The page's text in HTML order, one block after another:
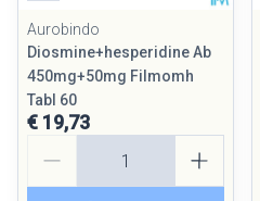
Aurobindo
Diosmine+hesperidine Ab
450mg+50mg Filmomh
Tabl 60
€ 19,73